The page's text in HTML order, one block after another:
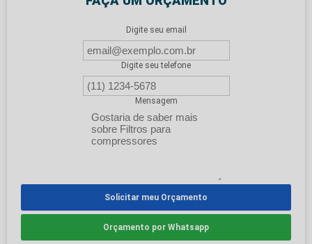
Digite seu email
Digite seu telefone
Mensagem
Solicitar meu Orçamento
Orçamento por Whatsapp